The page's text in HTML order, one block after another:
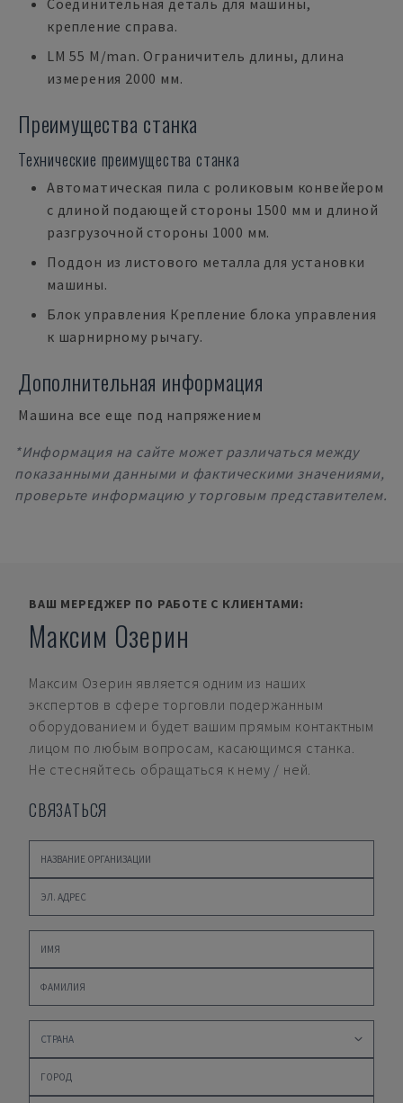
Соединительная деталь для машины,
крепление справа.
LM 55 M/man. Ограничитель длины, длина
измерения 2000 мм.
Преимущества станка
Технические преимущества станка
Автоматическая пила с роликовым конвейером
с длиной подающей стороны 1500 мм и длиной
разгрузочной стороны 1000 мм.
Поддон из листового металла для установки
машины.
Блок управления Крепление блока управления
к шарнирному рычагу.
Дополнительная информация
Машина все еще под напряжением
*Информация на сайте может различаться между
показанными данными и фактическими значениями,
проверьте информацию у торговым представителем.
ВАШ МЕРЕДЖЕР ПО РАБОТЕ С КЛИЕНТАМИ:
Максим Озерин
Максим Озерин является одним из наших
экспертов в сфере торговли подержанным
оборудованием и будет вашим прямым контактным
лицом по любым вопросам, касающимся станка.
Не стесняйтесь обращаться к нему / ней.
СВЯЗАТЬСЯ